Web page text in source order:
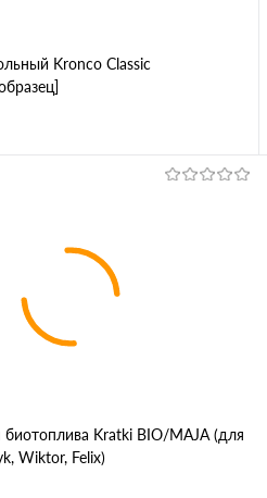
Kronco Classic
В наличии
биотоплива Kratki BIO/MAJA (для
Wiktor, Felix)